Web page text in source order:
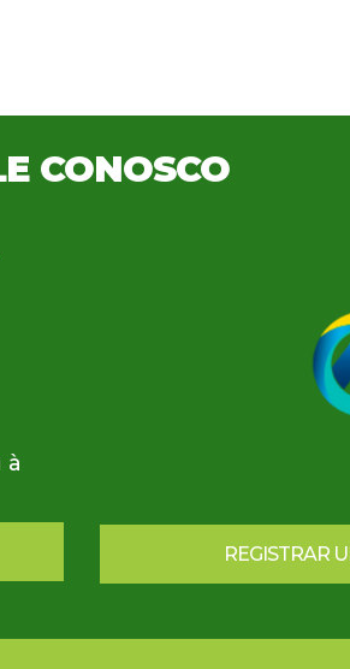
CONOSCO
à
REGISTRAR